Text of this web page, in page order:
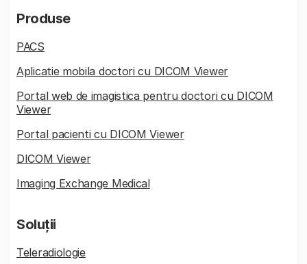
Produse
PACS
Aplicatie mobila doctori cu DICOM Viewer
Portal web de imagistica pentru doctori cu DICOM
Viewer
Portal pacienti cu DICOM Viewer
DICOM Viewer
Imaging Exchange Medical
Soluții
Teleradiologie